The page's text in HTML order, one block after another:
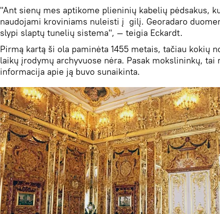
"Ant sienų mes aptikome plieninių kabelių pėdsakus,
naudojami kroviniams nuleisti į gilį. Georadaro
slypi slaptų tunelių sistema", — teigia Eckardt.
Pirmą kartą ši ola paminėta 1455 metais, tačiau kokių
laikų įrodymų archyvuose nėra. Pasak mokslininkų, tai
informacija apie ją buvo sunaikinta.